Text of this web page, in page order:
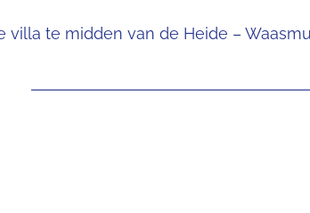
villa te midden van de Heide –